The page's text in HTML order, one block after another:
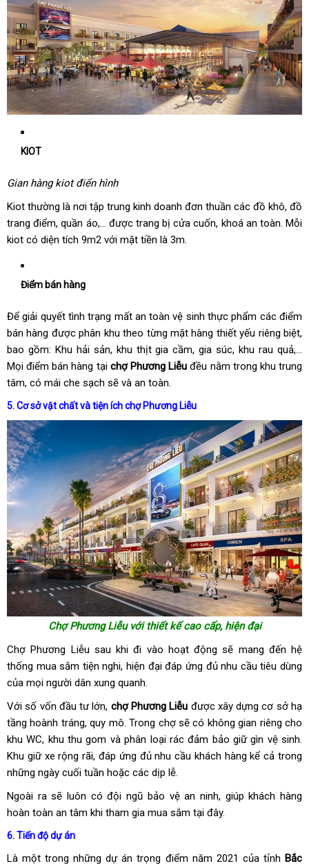
KIOT
Gian hàng kiot điển hình
Kiot thường là nơi tập trung kinh doanh đơn thuần các đồ khô, đồ
trang điểm, quần áo,… được trang bị cửa cuốn, khoá an toàn. Mỗi
kiot có diện tích 9m2 với mặt tiền là 3m.
Điểm bán hàng
Để giải quyết tình trạng mất an toàn vệ sinh thực phẩm các điểm
bán hàng được phân khu theo từng mặt hàng thiết yếu riêng biệt,
bao gồm: Khu hải sản, khu thịt gia cầm, gia súc, khu rau quả,…
Mọi điểm bán hàng tại chợ Phương Liễu đều nằm trong khu trung
tâm, có mái che sạch sẽ và an toàn.
5. Cơ sở vật chất và tiện ích chợ Phương Liễu
Chợ Phương Liễu với thiết kế cao cấp, hiện đại
Chợ Phương Liễu sau khi đi vào hoạt động sẽ mang đến hệ
thống mua sắm tiện nghi, hiện đại đáp ứng đủ nhu cầu tiêu dùng
của mọi người dân xung quanh.
Với số vốn đầu tư lớn, chợ Phương Liễu được xây dựng cơ sở hạ
tầng hoành tráng, quy mô. Trong chợ sẽ có không gian riêng cho
khu WC, khu thu gom và phân loại rác đảm bảo giữ gìn vệ sinh.
Khu giữ xe rộng rãi, đáp ứng đủ nhu cầu khách hàng kể cả trong
những ngày cuối tuần hoặc các dịp lễ.
Ngoài ra sẽ luôn có đội ngũ bảo vệ an ninh, giúp khách hàng
hoàn toàn an tâm khi tham gia mua sắm tại đây.
6. Tiến độ dự án
Là một trong những dự án trọng điểm năm 2021 của tỉnh Bắc